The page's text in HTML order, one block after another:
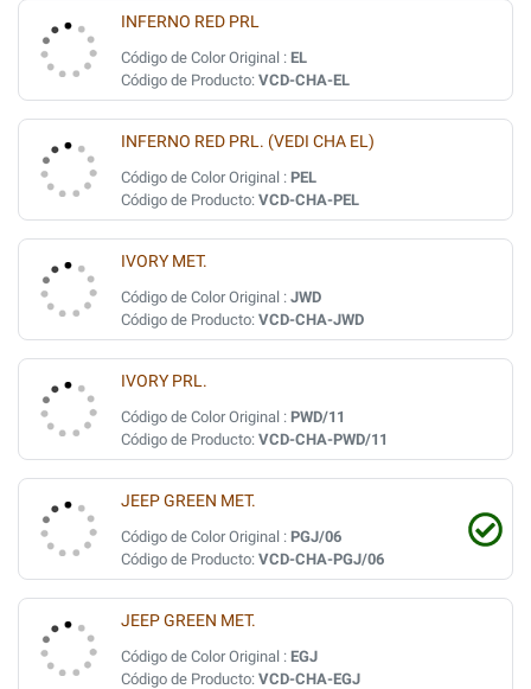
INFERNO RED PRL
Código de Color Original : EL
Código de Producto: VCD-CHA-EL
INFERNO RED PRL. (VEDI CHA EL)
Código de Color Original : PEL
Código de Producto: VCD-CHA-PEL
IVORY MET.
Código de Color Original : JWD
Código de Producto: VCD-CHA-JWD
IVORY PRL.
Código de Color Original : PWD/11
Código de Producto: VCD-CHA-PWD/11
JEEP GREEN MET.
Código de Color Original : PGJ/06
Código de Producto: VCD-CHA-PGJ/06
JEEP GREEN MET.
Código de Color Original : EGJ
Código de Producto: VCD-CHA-EGJ